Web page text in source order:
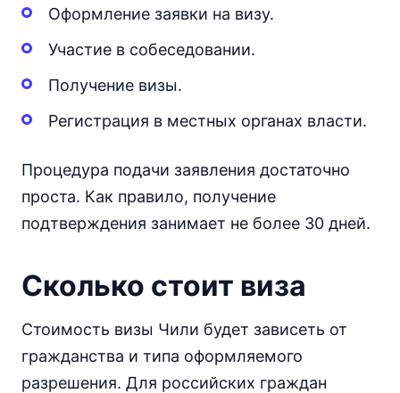
Оформление заявки на визу.
Участие в собеседовании.
Получение визы.
Регистрация в местных органах власти.
Процедура подачи заявления достаточно
проста. Как правило, получение
подтверждения занимает не более 30 дней.
Сколько стоит виза
Стоимость визы Чили будет зависеть от
гражданства и типа оформляемого
разрешения. Для российских граждан